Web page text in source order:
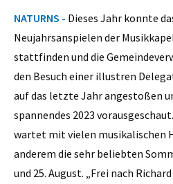
NATURNS - Dieses Jahr konnte
Neujahrsanspielen der
stattfinden und die
den Besuch einer illustren
auf das letzte Jahr angestoßen
spannendes 2023
wartet mit vielen musikalischen
anderem die sehr beliebten
und 25. August. „Frei nach